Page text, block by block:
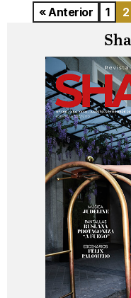
« Anterior 1 2